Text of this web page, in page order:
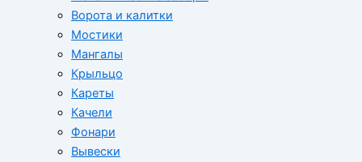
Ворота и калитки
Мостики
Мангалы
Крыльцо
Кареты
Качели
Фонари
Вывески